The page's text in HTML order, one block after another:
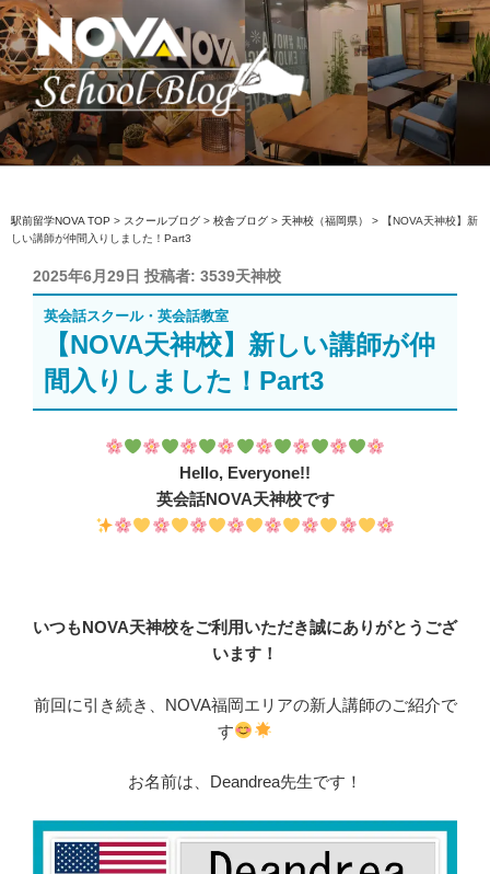
コ
ン
テ
ン
ツ
へ
ス
ッ
プ
駅前留学NOVA【公式】スクールブロ
英会話スクール・英会話教室
駅前留学NOVA TOP > スクールブログ > 校舎ブログ > 天神校（福岡県） >
【NOVA天神校】新
しい講師が仲間入りしました！Part3
投
稿
日:
2025年6月29日 投稿者: 3539天神校
英会話スクール・英会話教室
【NOVA天神校】新しい講師が仲
間入りしました！Part3
Hello, Everyone!!
英会話NOVA天神校です
いつもNOVA天神校をご利用いただき誠にありがとうござ
います！
前回に引き続き、NOVA福岡エリアの新人講師のご紹介で
す
お名前は、Deandrea先生です！